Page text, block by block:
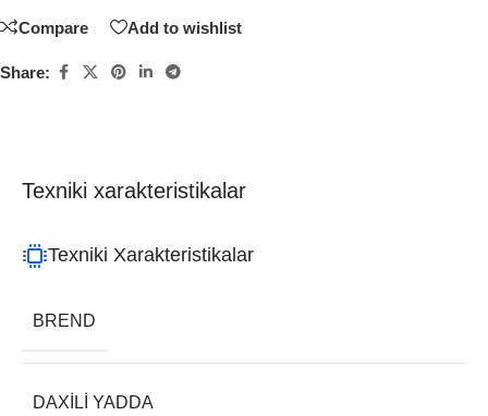
Compare Add to wishlist
Share:
Texniki xarakteristikalar
Texniki Xarakteristikalar
BREND
DAXILI YADDA